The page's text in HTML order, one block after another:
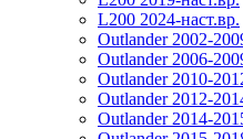
L200 2024-наст.вр.
Outlander 2002-
Outlander 2006-
Outlander 2010-
Outlander 2012-
Outlander 2014-